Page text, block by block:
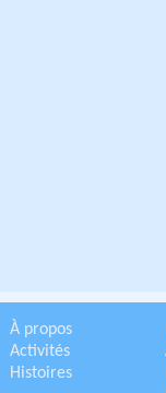
À propos
Activités
Histoires